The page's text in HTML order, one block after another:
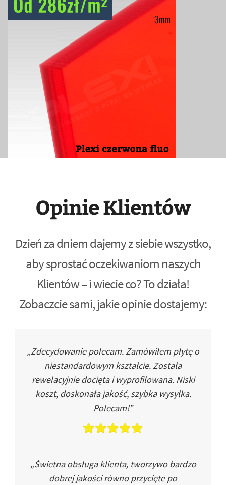
Opinie Klientów
Dzień za dniem dajemy z siebie wszystko,
aby sprostać oczekiwaniom naszych
Klientów – i wiecie co? To działa!
Zobaczcie sami, jakie opinie dostajemy:
„Zdecydowanie polecam. Zamówiłem płytę o
niestandardowym kształcie. Została
rewelacyjnie docięta i wyprofilowana. Niski
koszt, doskonała jakość, szybka wysyłka.
Polecam!”
„Świetna obsługa klienta, tworzywo bardzo
dobrej jakości równo przycięte po